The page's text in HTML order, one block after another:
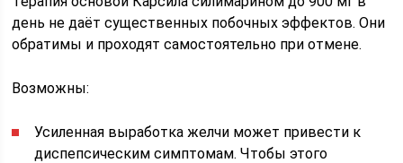
день не даёт существенных побочных эффектов. Они
обратимы и проходят самостоятельно при отмене.
Возможны:
Усиленная выработка желчи может привести к
диспепсическим симптомам. Чтобы этого